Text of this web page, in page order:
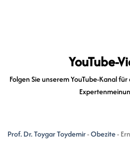
YouTube-
Folgen Sie unserem YouTube-Kanal
Prof. Dr. Toygar Toydemir-Obezite-